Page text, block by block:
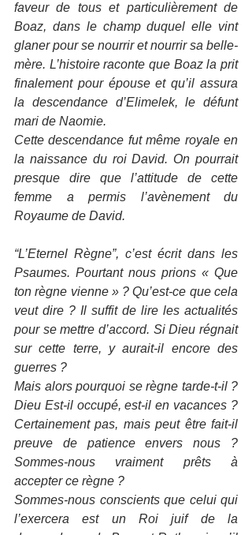
faveur de tous et particulièrement de
Boaz, dans le champ duquel elle vint
glaner pour se nourrir et nourrir sa belle-
mère. L’histoire raconte que Boaz la prit
finalement pour épouse et qu’il assura
la descendance d’Elimelek, le défunt
mari de Naomie.
Cette descendance fut même royale en
la naissance du roi David. On pourrait
presque dire que l’attitude de cette
femme a permis l’avènement du
Royaume de David.
“L’Eternel Règne”, c’est écrit dans les
Psaumes. Pourtant nous prions « Que
ton règne vienne » ? Qu’est-ce que cela
veut dire ? Il suffit de lire les actualités
pour se mettre d’accord. Si Dieu régnait
sur cette terre, y aurait-il encore des
guerres ?
Mais alors pourquoi se règne tarde-t-il ?
Dieu Est-il occupé, est-il en vacances ?
Certainement pas, mais peut être fait-il
preuve de patience envers nous ?
Sommes-nous vraiment prêts à
accepter ce règne ?
Sommes-nous conscients que celui qui
l’exercera est un Roi juif de la